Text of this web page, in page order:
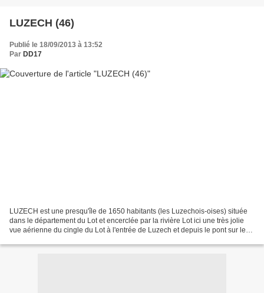
LUZECH (46)
Publié le 18/09/2013 à 13:52
Par DD17
LUZECH est une presqu'île de 1650 habitants (les Luzechois-oises) située
dans le département du Lot et encerclée par la rivière Lot ici une très jolie
vue aérienne du cingle du Lot à l'entrée de Luzech et depuis le pont sur le